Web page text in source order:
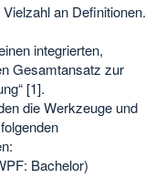
an Definitionen.
integrierten,
Gesamtansatz zur
[1].
die Werkzeuge und
Bachelor)